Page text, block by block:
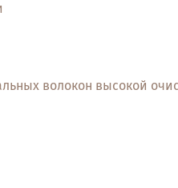
волокон высокой